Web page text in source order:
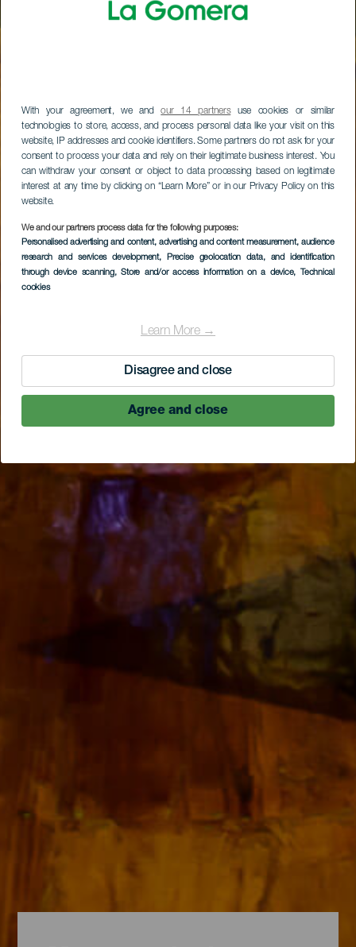
With your agreement, we andour 14 partnersuse cookies or similar
technologies to store, access, and process personal data like your visit on this
website, IP addresses and cookie identifiers. Some partners do not ask for your
consent to process your data and rely on their legitimate business interest. You
can withdraw your consent or object to data processing based on legitimate
interest at any time by clicking on “Learn More” or in our Privacy Policy on this
website.
We and our partners process data for the following purposes:
Personalised advertising and content, advertising and content measurement, audience
research and services development, Precise geolocation data, and identification
through device scanning, Store and/or access information on a device, Technical
cookies
Learn More →
Disagree and close
Agree and close